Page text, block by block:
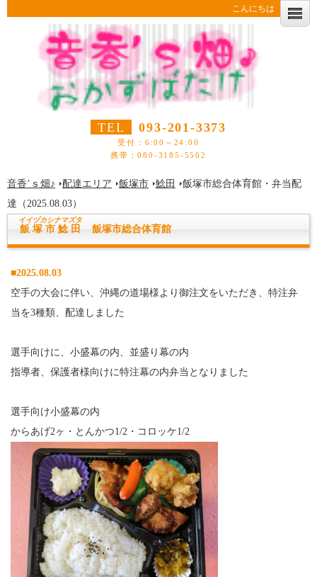
こんにちは
TEL 093-201-3373
受付：6:00～24:00
携帯：080-3185-5502
音香’ｓ畑♪ 配達エリア 飯塚市 鯰田
飯塚市総合体育館・弁当配
達（2025.08.03）
飯塚市鯰田
イイヅカシナマズタ
飯塚市総合体育館
■2025.08.03
空手の大会に伴い、沖縄の道場様より御注文をいただき、特注弁
当を3種類、配達しました
選手向けに、小盛幕の内、並盛り幕の内
指導者、保護者様向けに特注幕の内弁当となりました
選手向け小盛幕の内
からあげ2ヶ・とんかつ1/2・コロッケ1/2